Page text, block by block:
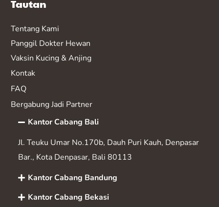
Tautan
Tentang Kami
Panggil Dokter Hewan
Vaksin Kucing & Anjing
Kontak
FAQ
Bergabung Jadi Partner
Kantor Cabang Bali
Jl. Teuku Umar No.170b, Dauh Puri Kauh, Denpasar
Bar., Kota Denpasar, Bali 80113
Kantor Cabang Bandung
Kantor Cabang Bekasi